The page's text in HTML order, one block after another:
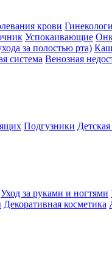
крови
Успокаивающие
за полостью рта)
система Венозная
Подгузники
Уход за руками и ногтями
Декоративная косметика